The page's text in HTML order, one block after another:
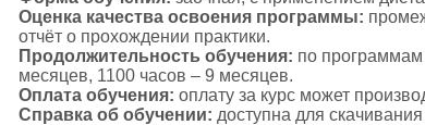
Оценка качества освоения программы:
отчёт о прохождении практики.
Продолжительность обучения: по
месяцев, 1100 часов – 9 месяцев.
Оплата обучения: оплату за курс может
Справка об обучении: доступна для